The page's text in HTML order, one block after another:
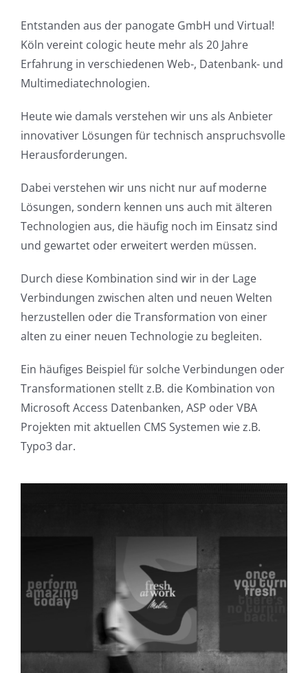
Entstanden aus der panogate GmbH und Virtual!
Köln vereint cologic heute mehr als 20 Jahre
Erfahrung in verschiedenen Web-, Datenbank- und
Multimediatechnologien.
Heute wie damals verstehen wir uns als Anbieter
innovativer Lösungen für technisch anspruchsvolle
Herausforderungen.
Dabei verstehen wir uns nicht nur auf moderne
Lösungen, sondern kennen uns auch mit älteren
Technologien aus, die häufig noch im Einsatz sind
und gewartet oder erweitert werden müssen.
Durch diese Kombination sind wir in der Lage
Verbindungen zwischen alten und neuen Welten
herzustellen oder die Transformation von einer
alten zu einer neuen Technologie zu begleiten.
Ein häufiges Beispiel für solche Verbindungen oder
Transformationen stellt z.B. die Kombination von
Microsoft Access Datenbanken, ASP oder VBA
Projekten mit aktuellen CMS Systemen wie z.B.
Typo3 dar.